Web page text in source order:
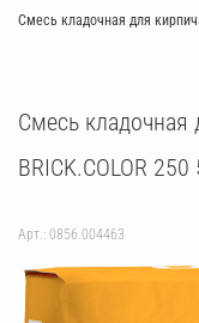
Смесь кладочная для
Смесь кладочная
BRICK.COLOR
Арт.: 0856.004463